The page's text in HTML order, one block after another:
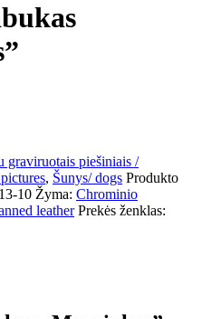
graviruotais piešiniais /
, Šunys/ dogs Produkto
10 Žyma: Chrominio
leather Prekės ženklas: